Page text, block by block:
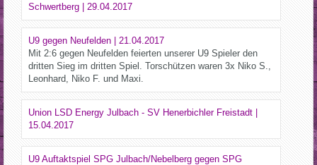
Schwertberg | 29.04.2017
U9 gegen Neufelden | 21.04.2017
Mit 2:6 gegen Neufelden feierten unserer U9 Spieler den
dritten Sieg im dritten Spiel. Torschützen waren 3x Niko S.,
Leonhard, Niko F. und Maxi.
Union LSD Energy Julbach - SV Henerbichler Freistadt |
15.04.2017
U9 Auftaktspiel SPG Julbach/Nebelberg gegen SPG